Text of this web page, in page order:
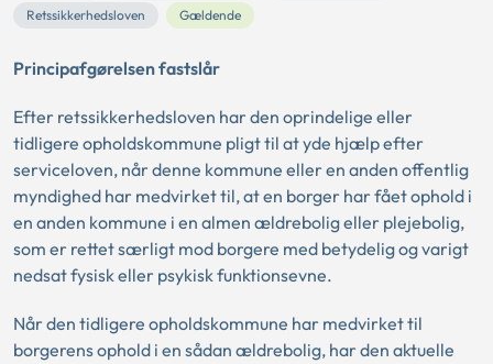
Retssikkerhedsloven
Gældende
Principafgørelsen fastslår
Efter retssikkerhedsloven har den oprindelige eller
tidligere opholdskommune pligt til at yde hjælp efter
serviceloven, når denne kommune eller en anden offentlig
myndighed har medvirket til, at en borger har fået ophold i
en anden kommune i en almen ældrebolig eller plejebolig,
som er rettet særligt mod borgere med betydelig og varigt
nedsat fysisk eller psykisk funktionsevne.
Når den tidligere opholdskommune har medvirket til
borgerens ophold i en sådan ældrebolig, har den aktuelle